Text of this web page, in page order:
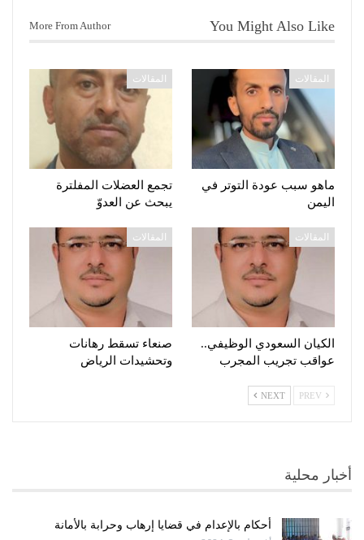
You Might Also Like
More From Author
المقالات
ماهو سبب عودة التوتر في
اليمن
المقالات
تجمع العضلات المفلترة
يبحث عن العدوّ
المقالات
الكيان السعودي الوظيفي..
عواقب تجريب المجرب
المقالات
صنعاء تسقط رهانات
وتحشيدات الرياض
NEXT
أخبار محلية
أحكام بالإعدام في قضايا إرهاب وحرابة بالأمانة